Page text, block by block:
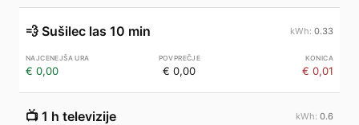
💨 Sušilec las 10 min 0.33
€ 0,00 € 0,00 € 0,01
📺 1 h televizije 0.6